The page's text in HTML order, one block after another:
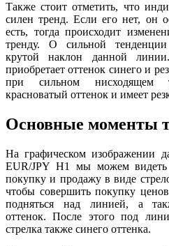
Также стоит отметить, что
силен тренд. Если его нет, он
есть, тогда происходит
тренду. О сильной тенденции
крутой наклон данной
приобретает оттенок синего и
при сильном нисходящем
красноватый оттенок и имеет
Основные моменты
На графическом изображении
EUR/JPY Н1 мы можем видеть
покупку и продажу в виде
чтобы совершить покупку
подняться над линией, а
оттенок. После этого под
стрелка также синего оттенка.